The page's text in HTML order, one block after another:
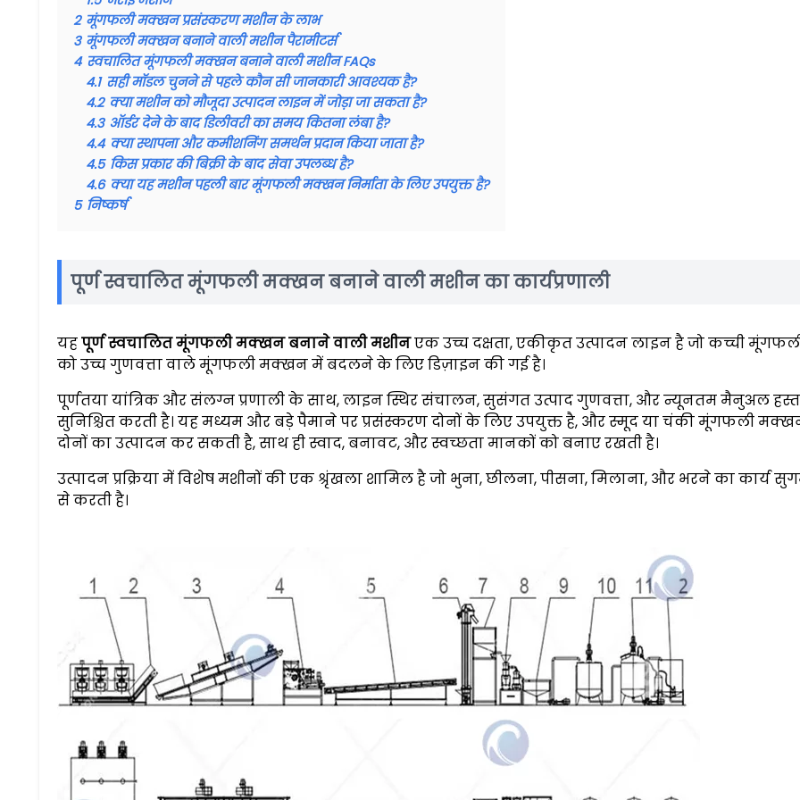
2 मूंगफली मक्खन प्रसंस्करण मशीन के लाभ
3 मूंगफली मक्खन बनाने वाली मशीन पैरामीटर्स
4 स्वचालित मूंगफली मक्खन बनाने वाली मशीन FAQs
4.1 सही मॉडल चुनने से पहले कौन सी जानकारी आवश्यक है?
4.2 क्या मशीन को मौजूदा उत्पादन लाइन में जोड़ा जा सकता है?
4.3 ऑर्डर देने के बाद डिलीवरी का समय कितना लंबा है?
4.4 क्या स्थापना और कमीशनिंग समर्थन प्रदान किया जाता है?
4.5 किस प्रकार की बिक्री के बाद सेवा उपलब्ध है?
4.6 क्या यह मशीन पहली बार मूंगफली मक्खन निर्माता के लिए उपयुक्त है?
5 निष्कर्ष
पूर्ण स्वचालित मूंगफली मक्खन बनाने वाली मशीन का कार्यप्रणाली
यहपूर्ण स्वचालित मूंगफली मक्खन बनाने वाली मशीनएक उच्च दक्षता, एकीकृत उत्पादन लाइन है जो कच्ची
को उच्च गुणवत्ता वाले मूंगफली मक्खन में बदलने के लिए डिज़ाइन की गई है।
पूर्णतया यांत्रिक और संलग्न प्रणाली के साथ, लाइन स्थिर संचालन, सुसंगत उत्पाद गुणवत्ता, और न्यूनतम मैनुअल
सुनिश्चित करती है। यह मध्यम और बड़े पैमाने पर प्रसंस्करण दोनों के लिए उपयुक्त है, और स्मूद या चंकी मूंगफली
दोनों का उत्पादन कर सकती है, साथ ही स्वाद, बनावट, और स्वच्छता मानकों को बनाए रखती है।
उत्पादन प्रक्रिया में विशेष मशीनों की एक श्रृंखला शामिल है जो भुना, छीलना, पीसना, मिलाना, और भरने का कार्य
से करती है।